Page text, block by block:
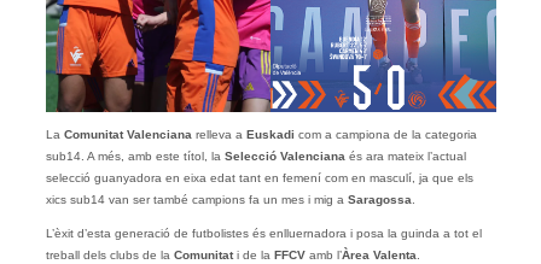
La Comunitat Valenciana relleva a Euskadi com a campiona de la categoria
sub14. A més, amb este títol, la Selecció Valenciana és ara mateix l’actual
selecció guanyadora en eixa edat tant en femení com en masculí, ja que els
xics sub14 van ser també campions fa un mes i mig a Saragossa
L’èxit d’esta generació de futbolistes és enlluernadora i posa la guinda a tot el
treball dels clubs de la Comunitati de la FFCVamb l’Àrea Valenta